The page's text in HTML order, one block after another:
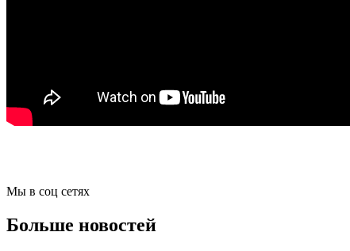
Мы в соц сетях
Больше новостей